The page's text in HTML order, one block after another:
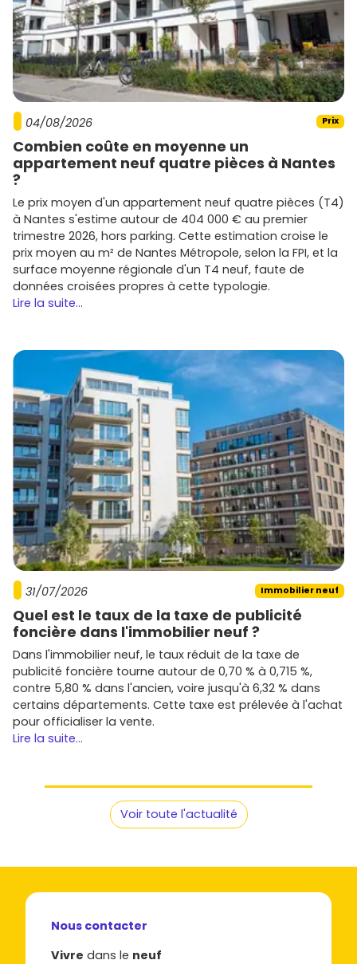
04/08/2026 Prix
Combien coûte en moyenne un
appartement neuf quatre pièces à Nantes
?
Le prix moyen d'un appartement neuf quatre pièces (T4)
à Nantes s'estime autour de 404 000 € au premier
trimestre 2026, hors parking. Cette estimation croise le
prix moyen au m² de Nantes Métropole, selon la FPI, et la
surface moyenne régionale d'un T4 neuf, faute de
données croisées propres à cette typologie.
Lire la suite...
31/07/2026 Immobilier neuf
Quel est le taux de la taxe de publicité
foncière dans l'immobilier neuf ?
Dans l'immobilier neuf, le taux réduit de la taxe de
publicité foncière tourne autour de 0,70 % à 0,715 %,
contre 5,80 % dans l'ancien, voire jusqu'à 6,32 % dans
certains départements. Cette taxe est prélevée à l'achat
pour officialiser la vente.
Lire la suite...
Voir toute l'actualité
Nous contacter
Vivre dans le neuf